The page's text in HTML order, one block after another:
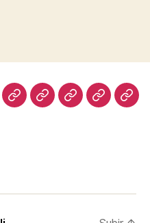
BiografiaAtuaçãoArtigosNorte